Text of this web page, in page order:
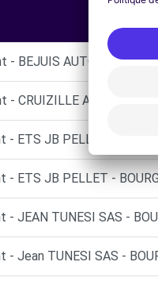
- BEJUIS AUTO -
- CRUIZILLE AUTO -
- ETS JB PELLET -
- ETS JB PELLET -
- JEAN TUNESI SAS -
- Jean TUNESI SAS -